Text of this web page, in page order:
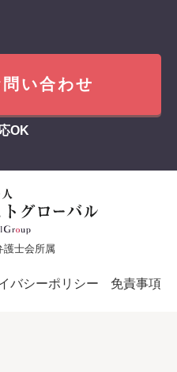
い合わせ
OK
護士会所属
バシーポリシー 免責事項